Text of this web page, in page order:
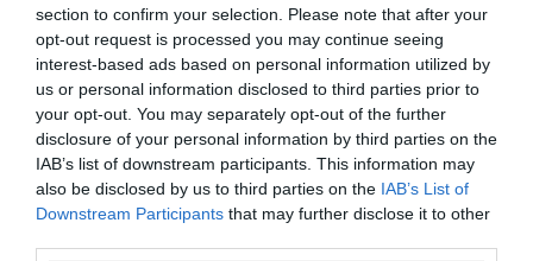
section to confirm your selection. Please note that after your
opt-out request is processed you may continue seeing
interest-based ads based on personal information utilized by
us or personal information disclosed to third parties prior to
your opt-out. You may separately opt-out of the further
disclosure of your personal information by third parties on the
IAB’s list of downstream participants. This information may
also be disclosed by us to third parties on the IAB’s List of
Downstream Participants that may further disclose it to other